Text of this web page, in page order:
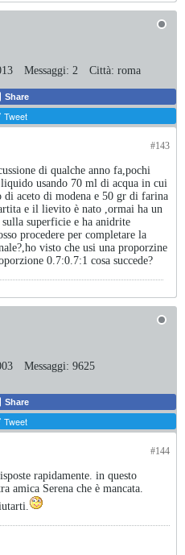
Messaggi: 2 Città: roma
Share
Tweet
#143
di qualche anno fa,pochi
usando 70 ml di acqua in cui
aceto di modena e 50 gr di farina
e il lievito è nato ,ormai ha un
superficie e ha anidrite
procedere per completare la
visto che usi una proporzine
0.7:0.7:1 cosa succede?
Messaggi: 9625
Share
Tweet
#144
rapidamente. in questo
amica Serena che è mancata.